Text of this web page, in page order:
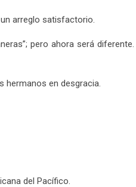
arreglo satisfactorio.
pero ahora será
hermanos en desgracia.
del Pacífico.